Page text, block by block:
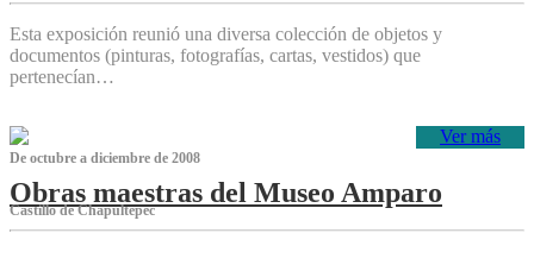
Esta exposición reunió una diversa colección de objetos y
documentos (pinturas, fotografías, cartas, vestidos) que
pertenecían…
Ver más
De octubre a diciembre de 2008
Obras maestras del Museo Amparo
Castillo de Chapultepec